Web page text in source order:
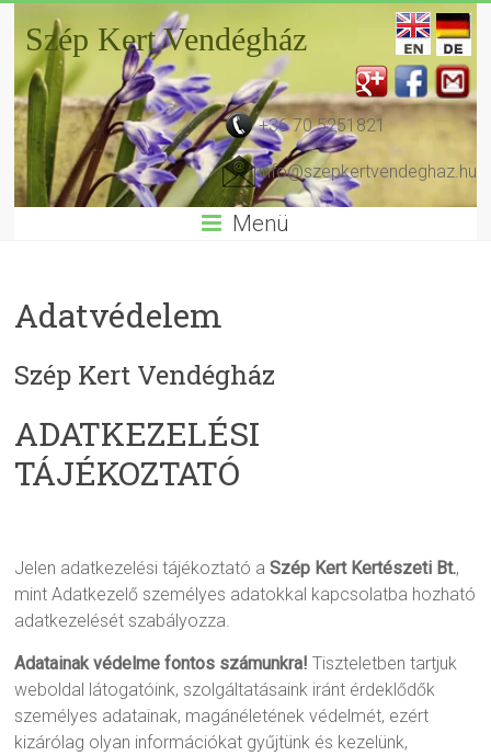
Szép Kert Vendégház
+36 70 5251821
info@szepkertvendeghaz.hu
Menü
Adatvédelem
Szép Kert Vendégház
ADATKEZELÉSI
TÁJÉKOZTATÓ
Jelen adatkezelési tájékoztató aSzép Kert Kertészeti Bt.,
mint Adatkezelő személyes adatokkal kapcsolatba hozható
adatkezelését szabályozza.
Adatainak védelme fontos számunkra!Tiszteletben tartjuk
weboldal látogatóink, szolgáltatásaink iránt érdeklődők
személyes adatainak, magánéletének védelmét, ezért
kizárólag olyan információkat gyűjtünk és kezelünk,